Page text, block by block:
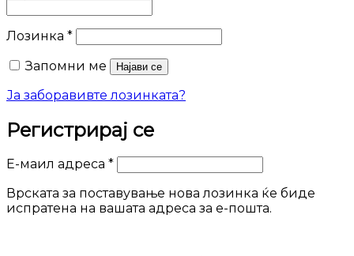
Лозинка *Задолжително
Запомни ме Најави се
Ја заборавивте лозинката?
Регистрирај се
Е-маил адреса *Задолжително
Врската за поставување нова лозинка ќе биде
испратена на вашата адреса за е-пошта.